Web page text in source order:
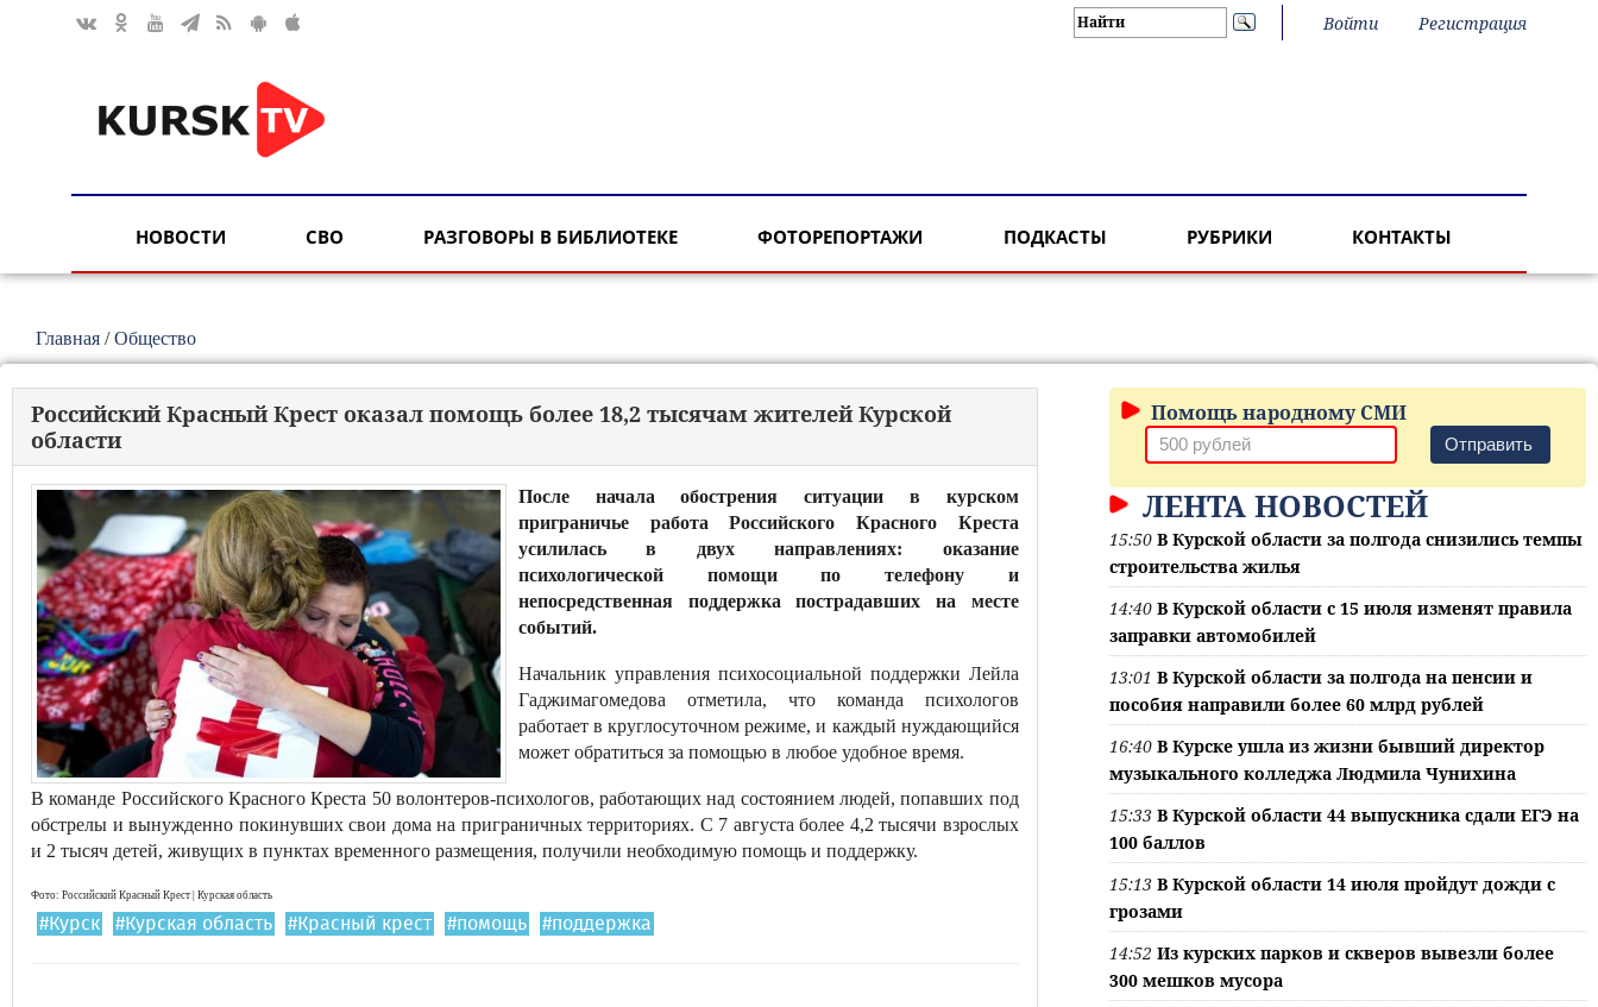
Войти Регистрация
НОВОСТИ СВО РАЗГОВОРЫ В БИБЛИОТЕКЕ ФОТОРЕПОРТАЖИ ПОДКАСТЫ РУБРИКИ КОНТАКТЫ
Главная /Общество
Российский Красный Крест оказал помощь более 18,2 тысячам жителей Курской
области
После начала обострения ситуации в курском
приграничье работа Российского Красного Креста
усилилась в двух направлениях: оказание
психологической помощи по телефону и
непосредственная поддержка пострадавших на месте
событий.
Начальник управления психосоциальной поддержки Лейла
Гаджимагомедова отметила, что команда психологов
работает в круглосуточном режиме, и каждый нуждающийся
может обратиться за помощью в любое удобное время.
В команде Российского Красного Креста 50 волонтеров-психологов, работающих над состоянием людей, попавших под
обстрелы и вынужденно покинувших свои дома на приграничных территориях. С 7 августа более 4,2 тысячи взрослых
и 2 тысяч детей, живущих в пунктах временного размещения, получили необходимую помощь и поддержку.
Фото: Российский Красный Крест | Курская область
#Курск #Курская область #Красный крест #помощь #поддержка
Помощь народному СМИ
Отправить
ЛЕНТА НОВОСТЕЙ
15:50 В Курской области за полгода снизились темпы
строительства жилья
14:40 В Курской области с 15 июля изменят правила
заправки автомобилей
13:01 В Курской области за полгода на пенсии и
пособия направили более 60 млрд рублей
16:40 В Курске ушла из жизни бывший директор
музыкального колледжа Людмила Чунихина
15:33 В Курской области 44 выпускника сдали ЕГЭ на
100 баллов
15:13 В Курской области 14 июля пройдут дожди с
грозами
14:52 Из курских парков и скверов вывезли более
300 мешков мусора